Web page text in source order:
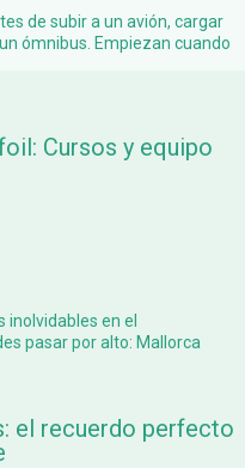
de subir a un avión, cargar
ómnibus. Empiezan cuando
Cursos y equipo
inolvidables en el
pasar por alto: Mallorca
el recuerdo perfecto